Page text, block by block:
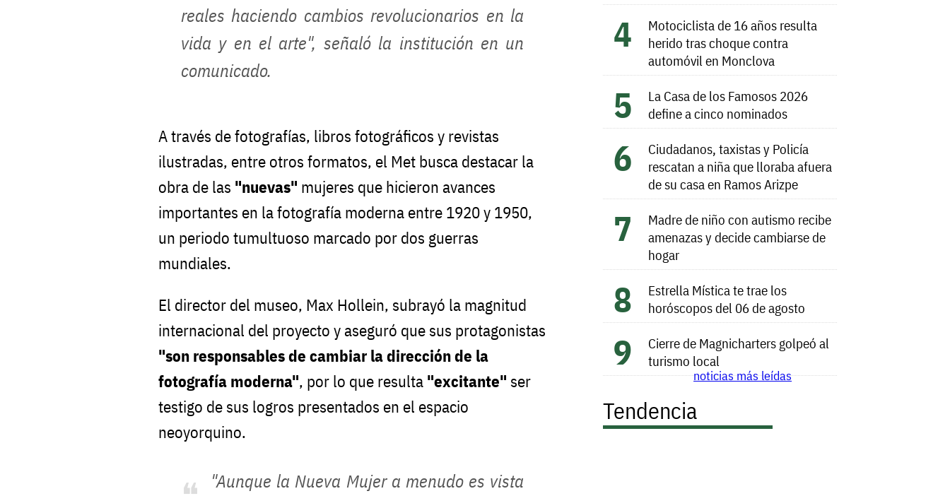
reales haciendo cambios revolucionarios en la
vida y en el arte", señaló la institución en un
comunicado.
A través de fotografías, libros fotográficos y revistas
ilustradas, entre otros formatos, el Met busca destacar la
obra de las "nuevas" mujeres que hicieron avances
importantes en la fotografía moderna entre 1920 y 1950,
un periodo tumultuoso marcado por dos guerras
mundiales.
El director del museo, Max Hollein, subrayó la magnitud
internacional del proyecto y aseguró que sus protagonistas
"son responsables de cambiar la dirección de la
fotografía moderna", por lo que resulta "excitante" ser
testigo de sus logros presentados en el espacio
neoyorquino.
"Aunque la Nueva Mujer a menudo es vista
Motociclista de 16 años resulta
herido tras choque contra
automóvil en Monclova
La Casa de los Famosos 2026
define a cinco nominados
Ciudadanos, taxistas y Policía
rescatan a niña que lloraba afuera
de su casa en Ramos Arizpe
Madre de niño con autismo recibe
amenazas y decide cambiarse de
hogar
Estrella Mística te trae los
horóscopos del 06 de agosto
Cierre de Magnicharters golpeó al
turismo local
noticias más leídas
Tendencia